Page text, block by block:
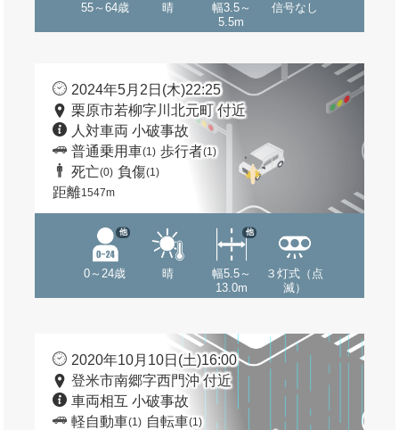
55～64歳 晴
幅3.5～
5.5m
信号なし
2024年5月2日(木)22:25
栗原市若柳字川北元町 付近
人対車両 小破事故
普通乗用車(1) 歩行者(1)
死亡(0) 負傷(1)
距離1547m
0～24歳
他
晴
幅5.5～
13.0m
他
３灯式（点
滅）
2020年10月10日(土)16:00
登米市南郷字西門沖 付近
車両相互 小破事故
軽自動車(1) 自転車(1)